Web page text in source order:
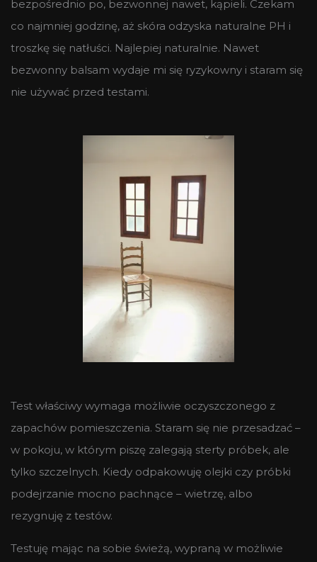
bezpośrednio po, bezwonnej nawet, kąpieli. Czekam
co najmniej godzinę, aż skóra odzyska naturalne PH i
troszkę się natłuści. Najlepiej naturalnie. Nawet
bezwonny balsam wydaje mi się ryzykowny i staram się
nie używać przed testami.
Test właściwy wymaga możliwie oczyszczonego z
zapachów pomieszczenia. Staram się nie przesadzać –
w pokoju, w którym piszę zalegają sterty próbek, ale
tylko szczelnych. Kiedy odpakowuję olejki czy próbki
podejrzanie mocno pachnące – wietrzę, albo
rezygnuję z testów.
Testuję mając na sobie świeżą, wypraną w możliwie